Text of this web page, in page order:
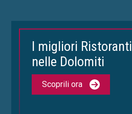
I migliori Ristoranti
nelle Dolomiti
Scoprili ora